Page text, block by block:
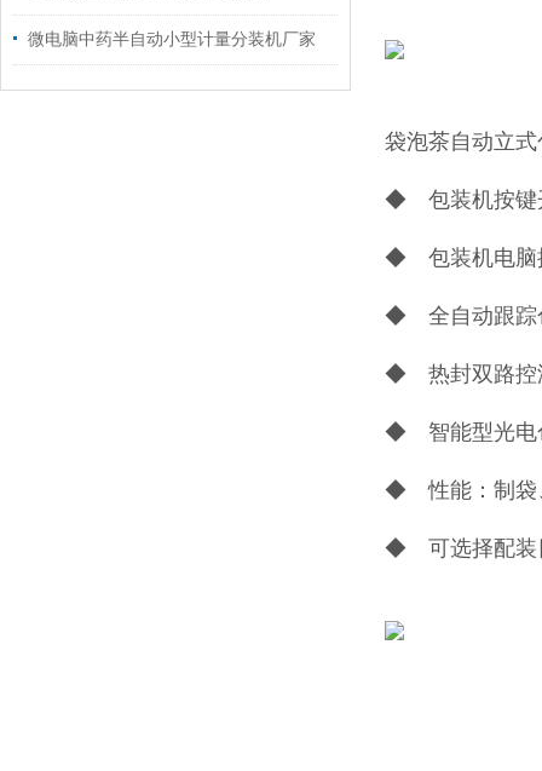
微电脑中药半自动小型计量分装机厂家
袋泡茶自动立
◆ 包装机按键
◆ 包装机电脑
◆ 全自动跟踪
◆ 热封双路控
◆ 智能型光电
◆ 性能：制袋
◆ 可选择配装